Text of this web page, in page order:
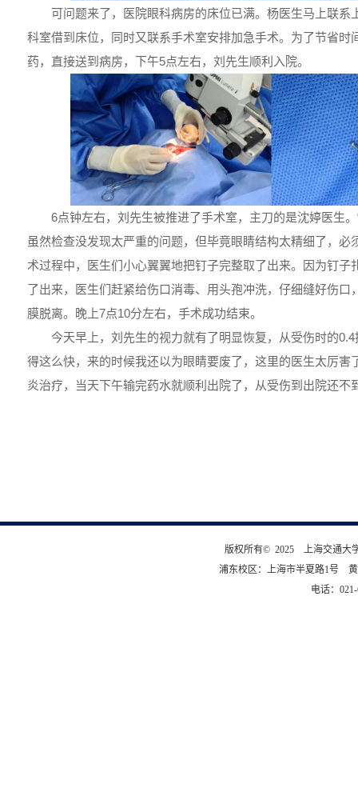
版权所有© 2025 上海交通大
浦东校区：上海市半夏路1号
电话：
可问题来了，医院眼科病房的床位已满。杨医生马上联系
科室借到床位，同时又联系手术室安排加急手术。为了节省时
药，直接送到病房，下午5点左右，刘先生顺利入院。
6点钟左右，刘先生被推进了手术室，主刀的是沈婷医生
虽然检查没发现太严重的问题，但毕竟眼睛结构太精细了，必
术过程中，医生们小心翼翼地把钉子完整取了出来。因为钉子
了出来，医生们赶紧给伤口消毒、用头孢冲洗，仔细缝好伤口
膜脱离。晚上7点10分左右，手术成功结束。
今天早上，刘先生的视力就有了明显恢复，从受伤时的
得这么快，来的时候我还以为眼睛要废了，这里的医生太厉害
炎治疗，当天下午输完药水就顺利出院了，从受伤到出院还不